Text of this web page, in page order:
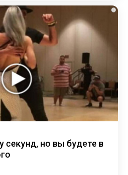
i
секунд, но вы будете в